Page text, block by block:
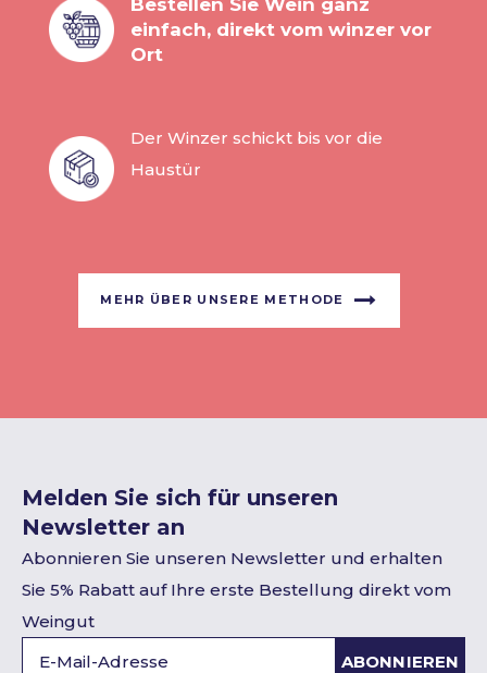
einfach, direkt vom winzer vor
Ort
Der Winzer schickt bis vor die
Haustür
MEHR ÜBER UNSERE METHODE
Melden Sie sich für unseren
Newsletter an
Abonnieren Sie unseren Newsletter und erhalten
Sie 5% Rabatt auf Ihre erste Bestellung direkt vom
Weingut
ABONNIEREN